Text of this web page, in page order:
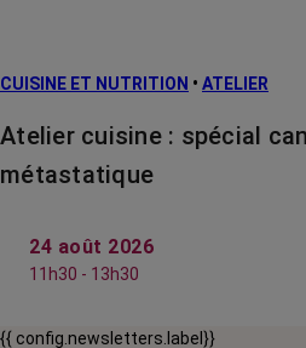
CUISINE ET NUTRITION • ATELIER
Atelier cuisine : spécial
métastatique
24 août 2026
11h30 - 13h30
{{ config.newsletters.label}}